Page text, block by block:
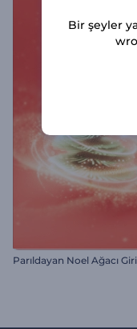
Parıldayan Noel Ağacı
Bir şeyler